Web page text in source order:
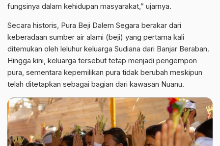
fungsinya dalam kehidupan masyarakat,” ujarnya.
Secara historis, Pura Beji Dalem Segara berakar dari
keberadaan sumber air alami (beji) yang pertama kali
ditemukan oleh leluhur keluarga Sudiana dari Banjar Beraban.
Hingga kini, keluarga tersebut tetap menjadi pengempon
pura, sementara kepemilikan pura tidak berubah meskipun
telah ditetapkan sebagai bagian dari kawasan Nuanu.